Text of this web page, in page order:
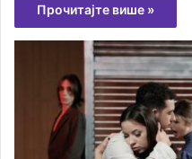
Прочитајте више »